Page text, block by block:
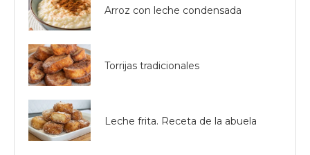
Arroz con leche condensada
Torrijas tradicionales
Leche frita. Receta de la abuela